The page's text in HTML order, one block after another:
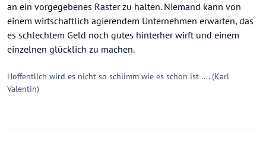
an ein vorgegebenes Raster zu halten. Niemand kann von
einem wirtschaftlich agierendem Unternehmen erwarten, das
es schlechtem Geld noch gutes hinterher wirft und einem
einzelnen glücklich zu machen.
Hoffentlich wird es nicht so schlimm wie es schon ist .... (Karl
Valentin)